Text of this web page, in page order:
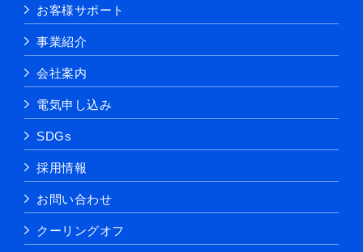
お客様サポート
事業紹介
会社案内
電気申し込み
SDGs
採用情報
お問い合わせ
クーリングオフ